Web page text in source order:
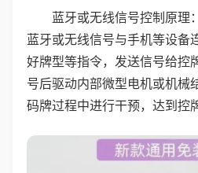
蓝牙或无线信号控制原理
蓝牙或无线信号与手机等设备
好牌型等指令，发送信号给控
号后驱动内部微型电机或机械
码牌过程中进行干预，达到控